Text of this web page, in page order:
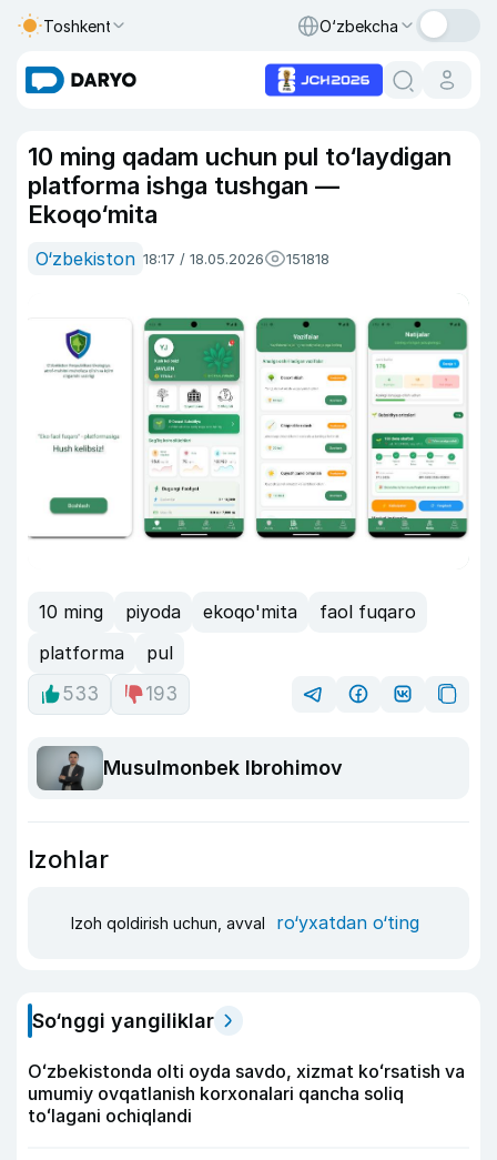
Toshkent O‘zbekcha
10 ming qadam uchun pul to‘laydigan
platforma ishga tushgan —
Ekoqo‘mita
O‘zbekiston 18:17 / 18.05.2026 151818
10 ming piyoda ekoqo'mita
faol fuqaro
platforma
pul
533
193
Musulmonbek Ibrohimov
Izohlar
Izoh qoldirish uchun, avval ro‘yxatdan o‘ting
So‘nggi yangiliklar
Oʻzbekistonda olti oyda savdo, xizmat koʻrsatish va
umumiy ovqatlanish korxonalari qancha soliq
toʻlagani ochiqlandi